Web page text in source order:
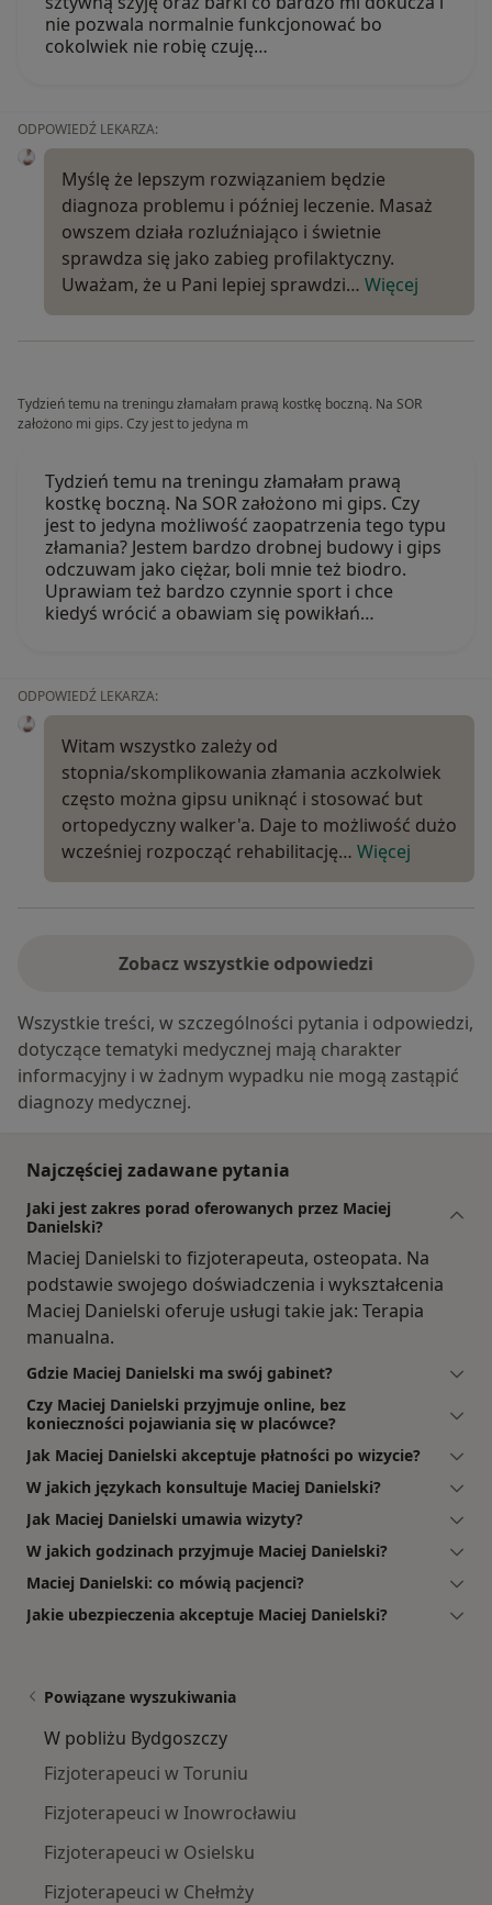
nie pozwala normalnie funkcjonować bo
cokolwiek nie robię czuję…
ODPOWIEDŹ LEKARZA:
Myślę że lepszym rozwiązaniem będzie
diagnoza problemu i później leczenie. Masaż
owszem działa rozluźniająco i świetnie
sprawdza się jako zabieg profilaktyczny.
Uważam, że u Pani lepiej sprawdzi… Więcej
Tydzień temu na treningu złamałam prawą kostkę boczną. Na SOR
założono mi gips. Czy jest to jedyna m
Tydzień temu na treningu złamałam prawą
kostkę boczną. Na SOR założono mi gips. Czy
jest to jedyna możliwość zaopatrzenia tego typu
złamania? Jestem bardzo drobnej budowy i gips
odczuwam jako ciężar, boli mnie też biodro.
Uprawiam też bardzo czynnie sport i chce
kiedyś wrócić a obawiam się powikłań…
ODPOWIEDŹ LEKARZA:
Witam wszystko zależy od
stopnia/skomplikowania złamania aczkolwiek
często można gipsu uniknąć i stosować but
ortopedyczny walker'a. Daje to możliwość dużo
wcześniej rozpocząć rehabilitację… Więcej
Zobacz wszystkie odpowiedzi
Wszystkie treści, w szczególności pytania i odpowiedzi,
dotyczące tematyki medycznej mają charakter
informacyjny i w żadnym wypadku nie mogą zastąpić
diagnozy medycznej.
Najczęściej zadawane pytania
Jaki jest zakres porad oferowanych przez Maciej
Danielski?
Maciej Danielski to fizjoterapeuta, osteopata. Na
podstawie swojego doświadczenia i wykształcenia
Maciej Danielski oferuje usługi takie jak: Terapia
manualna.
Gdzie Maciej Danielski ma swój gabinet?
Czy Maciej Danielski przyjmuje online, bez
konieczności pojawiania się w placówce?
Jak Maciej Danielski akceptuje płatności po wizycie?
W jakich językach konsultuje Maciej Danielski?
Jak Maciej Danielski umawia wizyty?
W jakich godzinach przyjmuje Maciej Danielski?
Maciej Danielski: co mówią pacjenci?
Jakie ubezpieczenia akceptuje Maciej Danielski?
Powiązane wyszukiwania
W pobliżu Bydgoszczy
Fizjoterapeuci w Toruniu
Fizjoterapeuci w Inowrocławiu
Fizjoterapeuci w Osielsku
Fizjoterapeuci w Chełmży